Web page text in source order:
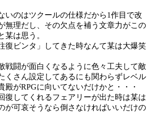
いのはツクールの仕様だから1作目で改
無理だし、その欠点を補う文章力がこの
某は思う。
復ビンタ」してきた時なんて某は大爆笑
戦闘が面白くなるように色々工夫して敵
くさん設定してあるにも関わらずレベル
殿がRPGに向いてないだけかと・・・
復してくれるフェアリーが出た時は某は
が可哀そうなら倒さなければいいだけの